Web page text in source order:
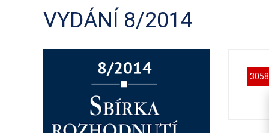
VYDÁNÍ 8/2014